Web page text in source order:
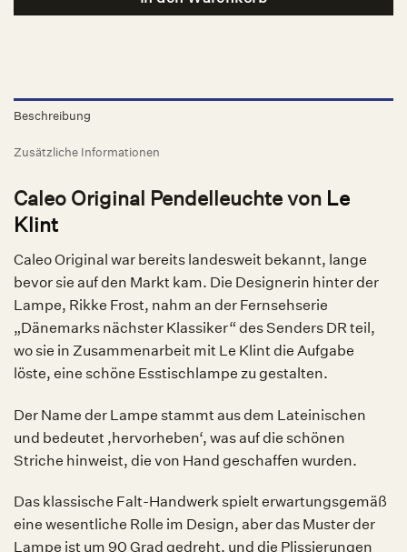
Beschreibung
Zusätzliche Informationen
Caleo Original Pendelleuchte von Le
Klint
Caleo Original war bereits landesweit bekannt, lange
bevor sie auf den Markt kam. Die Designerin hinter der
Lampe, Rikke Frost, nahm an der Fernsehserie
„Dänemarks nächster Klassiker“ des Senders DR teil,
wo sie in Zusammenarbeit mit Le Klint die Aufgabe
löste, eine schöne Esstischlampe zu gestalten.
Der Name der Lampe stammt aus dem Lateinischen
und bedeutet ‚hervorheben‘, was auf die schönen
Striche hinweist, die von Hand geschaffen wurden.
Das klassische Falt-Handwerk spielt erwartungsgemäß
eine wesentliche Rolle im Design, aber das Muster der
Lampe ist um 90 Grad gedreht, und die Plissierungen